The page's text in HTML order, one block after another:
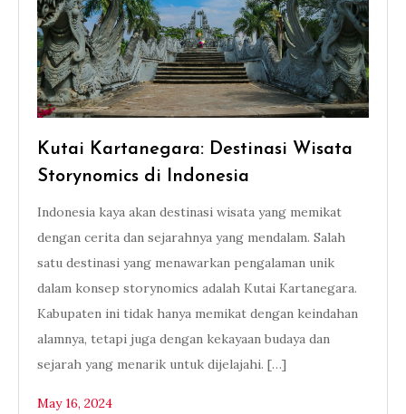
Kutai Kartanegara: Destinasi Wisata
Storynomics di Indonesia
Indonesia kaya akan destinasi wisata yang memikat
dengan cerita dan sejarahnya yang mendalam. Salah
satu destinasi yang menawarkan pengalaman unik
dalam konsep storynomics adalah Kutai Kartanegara.
Kabupaten ini tidak hanya memikat dengan keindahan
alamnya, tetapi juga dengan kekayaan budaya dan
sejarah yang menarik untuk dijelajahi. […]
May 16, 2024